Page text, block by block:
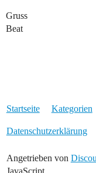
Gruss
Beat
Startseite Kategorien
Datenschutzerklärung
Angetrieben von
JavaScript